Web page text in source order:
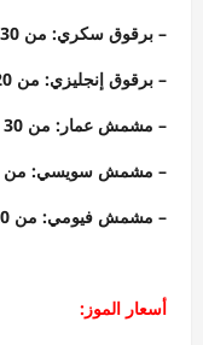
– برقوق سكري: من 30 إلى 60 جنيهًا.
– برقوق إنجليزي: من 20 إلى 50 جنيهًا.
– مشمش عمار: من 30 إلى 50 جنيهًا.
– مشمش سويسي: من 20 إلى 30 جنيهًا.
– مشمش فيومي: من 20 إلى 30 جنيهًا.
أسعار الموز: